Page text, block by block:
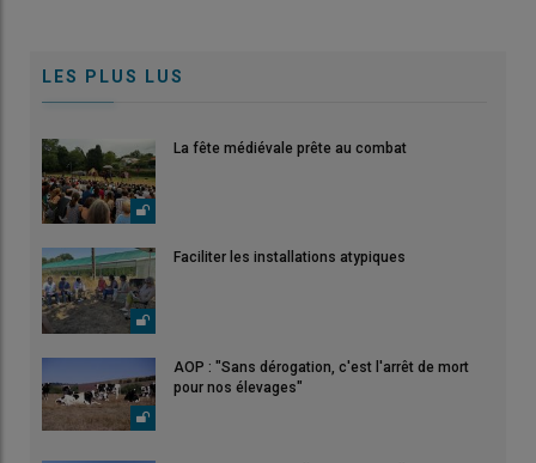
LES PLUS LUS
La fête médiévale prête au combat
Faciliter les installations atypiques
AOP : "Sans dérogation, c'est l'arrêt de mort
pour nos élevages"